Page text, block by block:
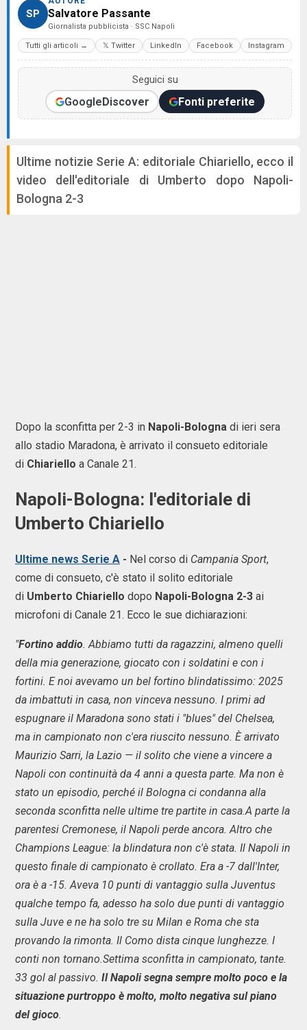
SP Salvatore Passante
Giornalista pubblicista · SSC Napoli
Tutti gli articoli → 𝕏 Twitter LinkedIn Facebook Instagram
Seguici su
GoogleDiscover Fonti preferite
Ultime notizie Serie A: editoriale Chiariello, ecco il
video dell'editoriale di Umberto dopo Napoli-
Bologna 2-3
Dopo la sconfitta per 2-3 in Napoli-Bologna di ieri sera
allo stadio Maradona, è arrivato il consueto editoriale
di Chiariello a Canale 21.
Napoli-Bologna: l'editoriale di
Umberto Chiariello
Ultime news Serie A - Nel corso di Campania Sport,
come di consueto, c'è stato il solito editoriale
di Umberto Chiariello dopo Napoli-Bologna 2-3 ai
microfoni di Canale 21. Ecco le sue dichiarazioni:
"Fortino addio. Abbiamo tutti da ragazzini, almeno quelli
della mia generazione, giocato con i soldatini e con i
fortini. E noi avevamo un bel fortino blindatissimo: 2025
da imbattuti in casa, non vinceva nessuno. I primi ad
espugnare il Maradona sono stati i "blues" del Chelsea,
ma in campionato non c'era riuscito nessuno. È arrivato
Maurizio Sarri, la Lazio — il solito che viene a vincere a
Napoli con continuità da 4 anni a questa parte. Ma non è
stato un episodio, perché il Bologna ci condanna alla
seconda sconfitta nelle ultime tre partite in casa.A parte la
parentesi Cremonese, il Napoli perde ancora. Altro che
Champions League: la blindatura non c'è stata. Il Napoli in
questo finale di campionato è crollato. Era a -7 dall'Inter,
ora è a -15. Aveva 10 punti di vantaggio sulla Juventus
qualche tempo fa, adesso ha solo due punti di vantaggio
sulla Juve e ne ha solo tre su Milan e Roma che sta
provando la rimonta. Il Como dista cinque lunghezze. I
conti non tornano.Settima sconfitta in campionato, tante.
33 gol al passivo. Il Napoli segna sempre molto poco e la
situazione purtroppo è molto, molto negativa sul piano
del gioco.